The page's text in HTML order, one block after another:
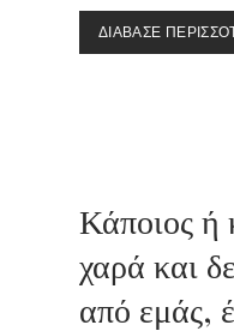
ΔΙΑΒΑΣΕ
Κάποιος ή
χαρά και
από εμάς,